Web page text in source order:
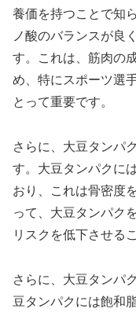
養価を持つことで知
ノ酸のバランスが良
す。これは、筋肉の
め、特にスポーツ選
とって重要です。
さらに、大豆タンパ
す。大豆タンパクに
おり、これは骨密度
って、大豆タンパク
リスクを低下させる
さらに、大豆タンパ
豆タンパクには飽和